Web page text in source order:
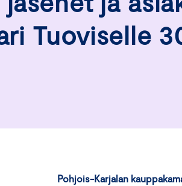
Tuoviselle
Pohjois-Karjalan